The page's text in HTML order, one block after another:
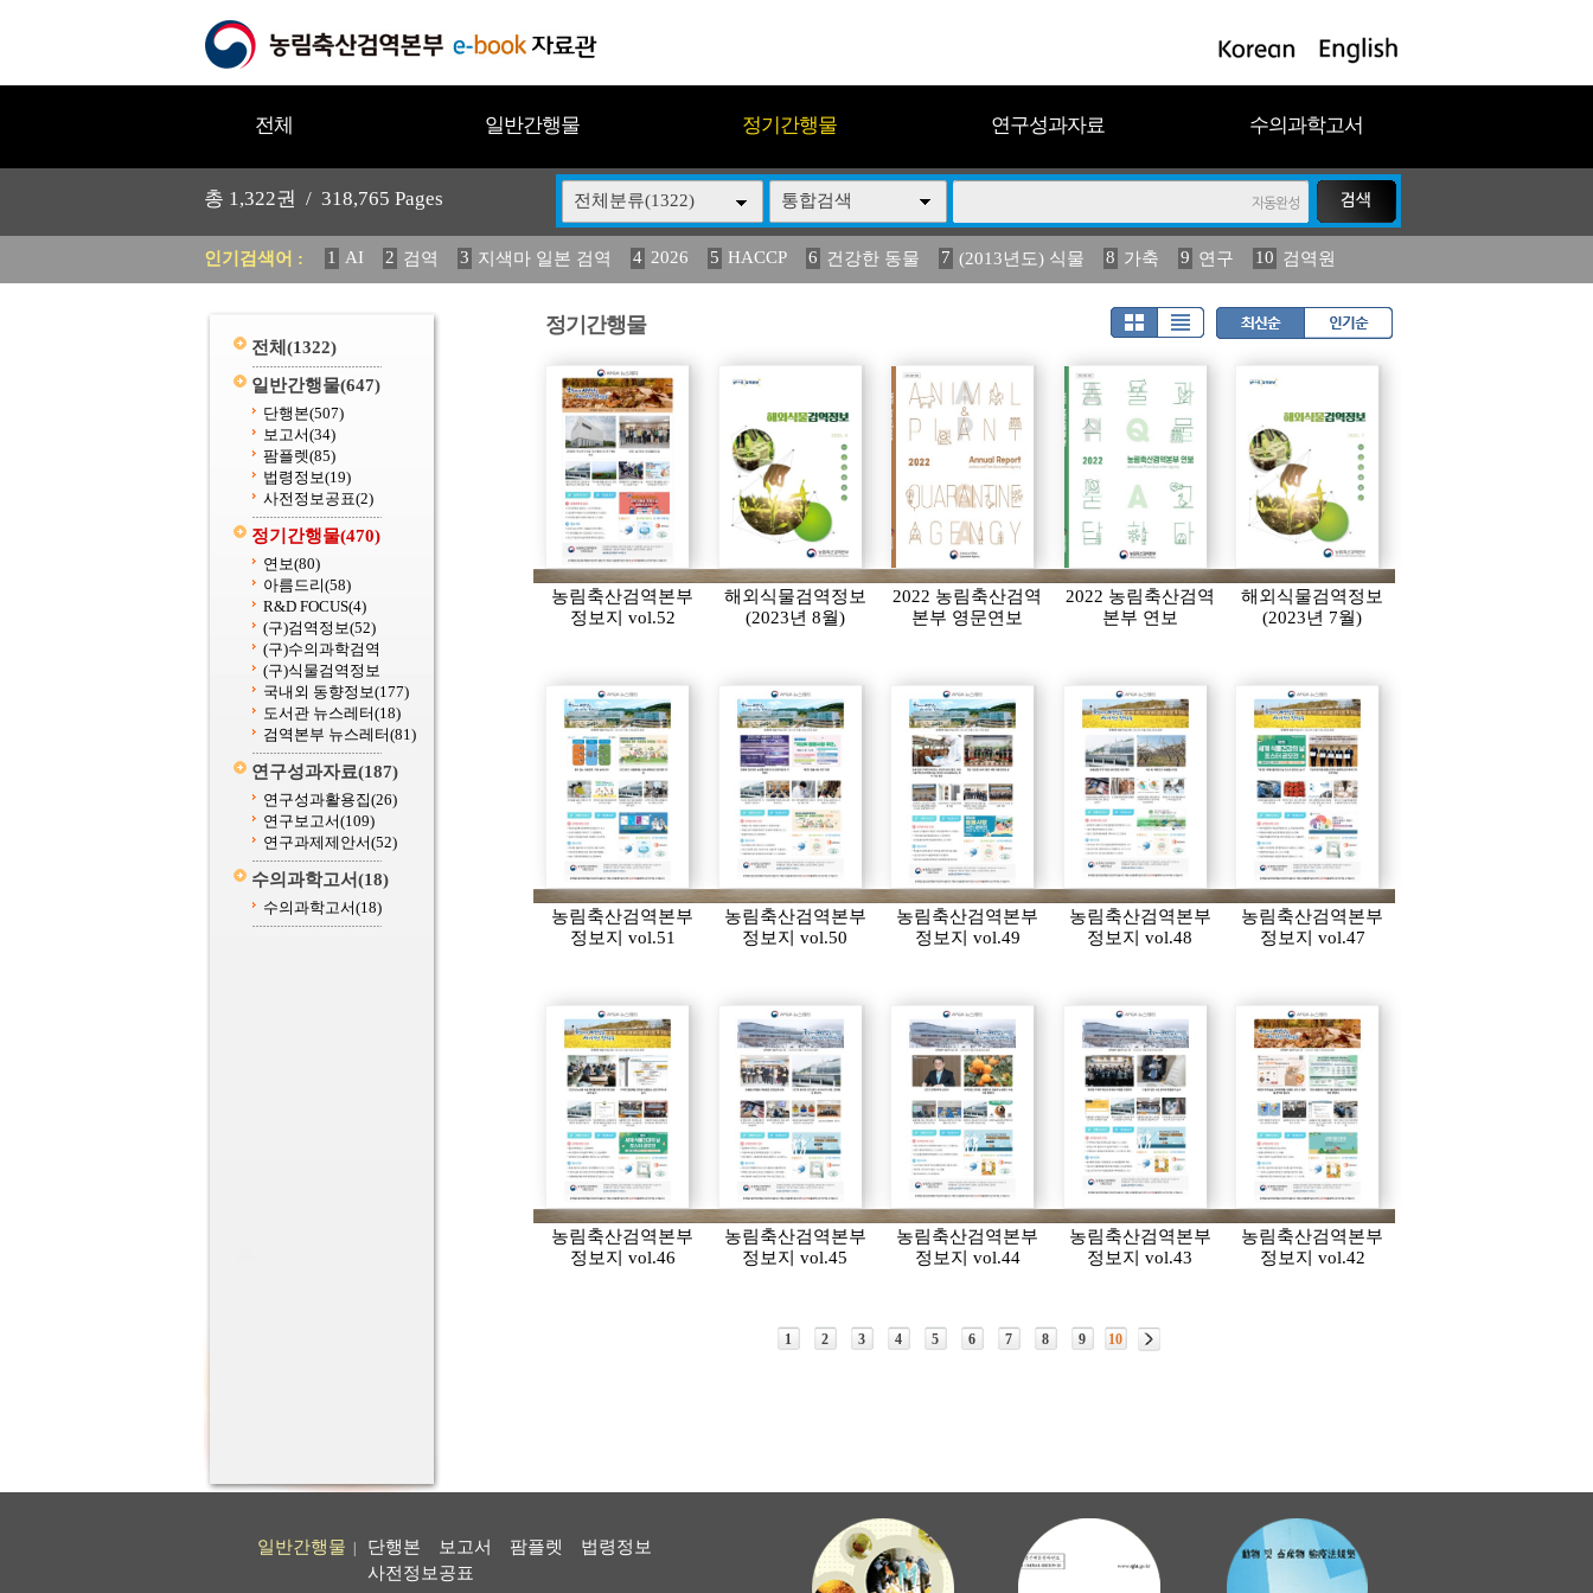
전체 일반간행물 정기간행물 연구성과자료 수의과학고서
총 1,322권 / 318,765 Pages 전체분류(1322) 통합검색
인기검색어 : 1 AI 2 검역 3 지색마 일본 검역 4 2026 5 HACCP 6 건강한 동물 7 (2013년도) 식물 8 가축 9 연구 10 검역원
11 2025 12 중독성 식물 도감 13 媛 異 14 (2013년도) 식 15 구제역 16 관리 17 연보 18 2023 19 농림수산
전체 (1322)
일반간행물(647)
단행본(507)
보고서(34)
팜플렛(85)
법령정보(19)
사전정보공표(2)
정기간행물(470)
연보(80)
아름드리(58)
R&D FOCUS(4)
(구)검역정보(52)
(구)수의과학검역
(구)식물검역정보
국내외 동향정보(177)
도서관 뉴스레터(18)
검역본부 뉴스레터(81)
연구성과자료(187)
연구성과활용집(26)
연구보고서(109)
연구과제제안서(52)
수의과학고서(18)
수의과학고서(18)
정기간행물
농림축산검역본부
정보지 vol.52
해외식물검역정보
(2023년 8월)
2022 농림축산검역
본부 영문연보
2022 농림축산검역
본부 연보
해외식물검역정보
(2023년 7월)
농림축산검역본부
정보지 vol.51
농림축산검역본부
정보지 vol.50
농림축산검역본부
정보지 vol.49
농림축산검역본부
정보지 vol.48
농림축산검역본부
정보지 vol.47
농림축산검역본부
정보지 vol.46
농림축산검역본부
정보지 vol.45
농림축산검역본부
정보지 vol.44
농림축산검역본부
정보지 vol.43
농림축산검역본부
정보지 vol.42
1 2 3 4 5 6 7 8 9 10
일반간행물 단행본 보고서 팜플렛
법령정보
사전정보공표